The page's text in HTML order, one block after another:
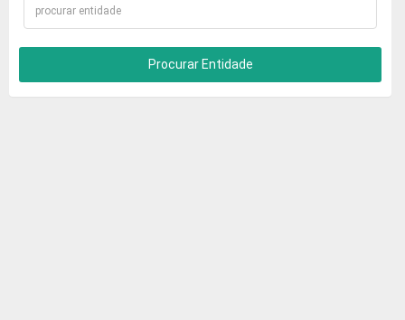
Procurar Entidade